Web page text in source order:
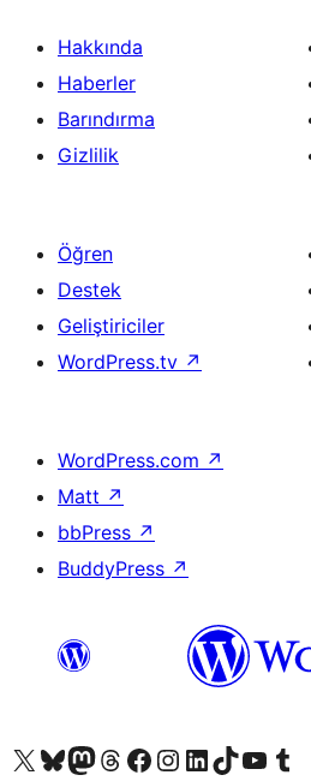
Hakkında
Haberler
Barındırma
Gizlilik
Öğren
Destek
Geliştiriciler
WordPress.tv ↗
WordPress.com ↗
Matt ↗
bbPress ↗
BuddyPress ↗
X (eski Twitter) hesabımıza bakın
Bluesky hesabımızı ziyaret edinMastodon hesabımızı ziyaret edinThreads hesabımızı ziyaret edinFacebook sayfamızı ziyaret edinInstagram hesabımızı ziyaret edinLinkedIn hesabımızı ziyaret edinTikTok hesabımızı ziyaret edinYouTube kanalımızı ziyaret edinTumblr hesabımızı ziyaret edin